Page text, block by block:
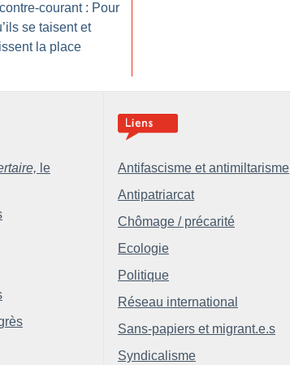
courant : Pour
se taisent et
la place
le
Antifascisme et antimiltarisme
Antipatriarcat
Chômage / précarité
Ecologie
Politique
Réseau international
Sans-papiers et migrant.e.s
Syndicalisme